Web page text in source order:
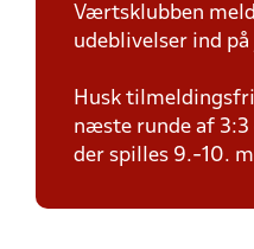
Værtsklubben
udeblivelser ind
Husk
næste runde af
der spilles 9.-10.